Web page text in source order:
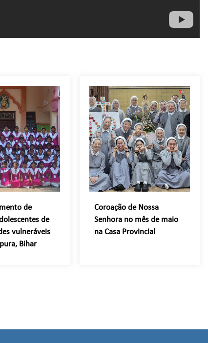
de
de
vulneráveis
Bihar
Coroação de Nossa
Senhora no mês de maio
na Casa Provincial